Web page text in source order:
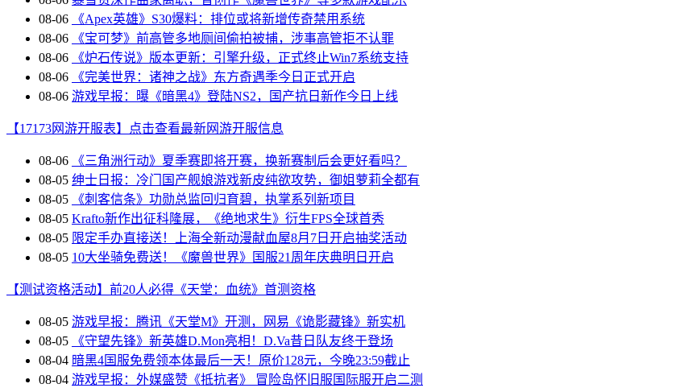
08-06
《Apex英雄》S30爆料：排位或将新增传奇禁用系统
08-06
《宝可梦》前高管多地厕间偷拍被捕，涉事高管拒不认罪
08-06
《炉石传说》版本更新：引擎升级，正式终止Win7系统支持
08-06
《完美世界：诸神之战》东方奇遇季今日正式开启
08-06 游戏早报：曝《暗黑4》登陆NS2，国产抗日新作今日上线
【17173网游开服表】点击查看最新网游开服信息
08-06
《三角洲行动》夏季赛即将开赛，换新赛制后会更好看吗？
08-05 绅士日报：冷门国产舰娘游戏新皮纯欲攻势，御姐萝莉全都有
08-05
《刺客信条》功勋总监回归育碧，执掌系列新项目
08-05 Krafto新作出征科隆展，《绝地求生》衍生FPS全球首秀
08-05 限定手办直接送！上海全新动漫献血屋8月7日开启抽奖活动
08-05 10大坐骑免费送！《魔兽世界》国服21周年庆典明日开启
【测试资格活动】前20人必得《天堂：血统》首测资格
08-05 游戏早报：腾讯《天堂M》开测，网易《诡影藏锋》新实机
08-05
《守望先锋》新英雄D.Mon亮相！D.Va昔日队友终于登场
08-04 暗黑4国服免费领本体最后一天！原价128元，今晚23:59截止
08-04 游戏早报：外媒盛赞《抵抗者》 冒险岛怀旧服国际服开启二测